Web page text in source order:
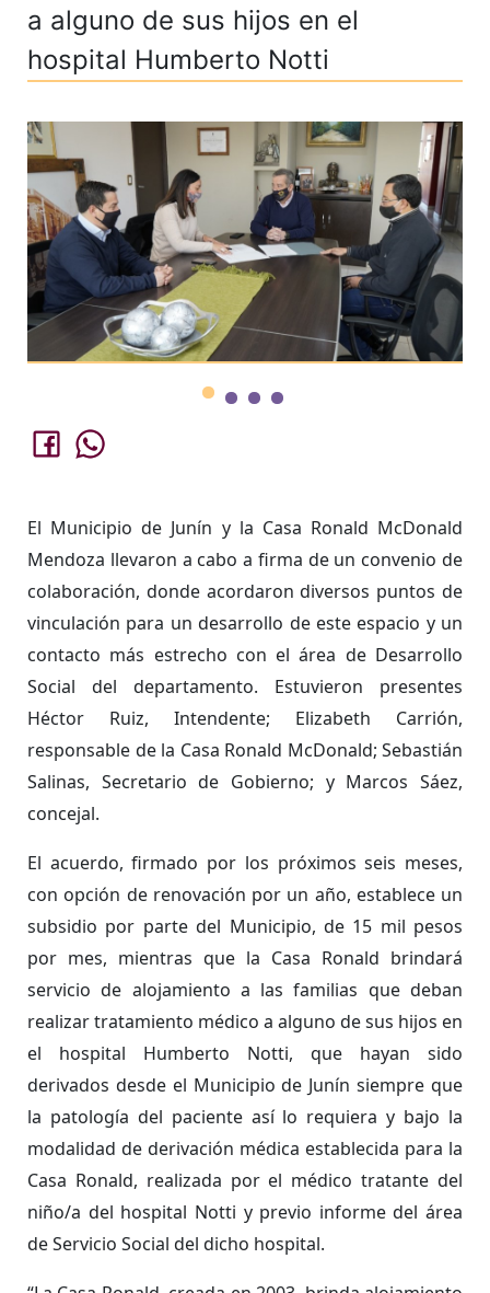
a alguno de sus hijos en el
hospital Humberto Notti
El Municipio de Junín y la Casa Ronald McDonald
Mendoza llevaron a cabo a firma de un convenio de
colaboración, donde acordaron diversos puntos de
vinculación para un desarrollo de este espacio y un
contacto más estrecho con el área de Desarrollo
Social del departamento. Estuvieron presentes
Héctor Ruiz, Intendente; Elizabeth Carrión,
responsable de la Casa Ronald McDonald; Sebastián
Salinas, Secretario de Gobierno; y Marcos Sáez,
concejal.
El acuerdo, firmado por los próximos seis meses,
con opción de renovación por un año, establece un
subsidio por parte del Municipio, de 15 mil pesos
por mes, mientras que la Casa Ronald brindará
servicio de alojamiento a las familias que deban
realizar tratamiento médico a alguno de sus hijos en
el hospital Humberto Notti, que hayan sido
derivados desde el Municipio de Junín siempre que
la patología del paciente así lo requiera y bajo la
modalidad de derivación médica establecida para la
Casa Ronald, realizada por el médico tratante del
niño/a del hospital Notti y previo informe del área
de Servicio Social del dicho hospital.